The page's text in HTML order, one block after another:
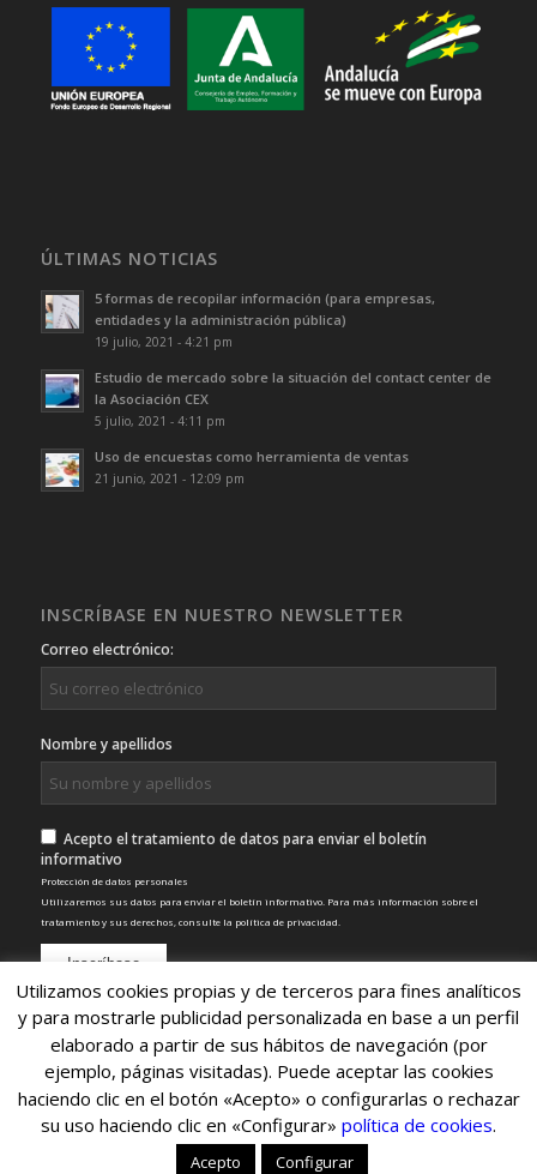
ÚLTIMAS NOTICIAS
5 formas de recopilar información (para empresas,
entidades y la administración pública)
19 julio, 2021 - 4:21 pm
Estudio de mercado sobre la situación del contact center de
la Asociación CEX
5 julio, 2021 - 4:11 pm
Uso de encuestas como herramienta de ventas
21 junio, 2021 - 12:09 pm
INSCRÍBASE EN NUESTRO NEWSLETTER
Correo electrónico:
Nombre y apellidos
Acepto el tratamiento de datos para enviar el boletín
informativo
Protección de datos personales
Utilizaremos sus datos para enviar el boletín informativo. Para más información sobre el
tratamiento y sus derechos, consulte la política de privacidad.
© Copyright 2022 - Nexo SCA
Clientes Noticias Contacto
Utilizamos cookies propias y de terceros para fines analíticos
y para mostrarle publicidad personalizada en base a un perfil
elaborado a partir de sus hábitos de navegación (por
ejemplo, páginas visitadas). Puede aceptar las cookies
haciendo clic en el botón «Acepto» o configurarlas o rechazar
su uso haciendo clic en «Configurar» política de cookies.
Acepto Configurar